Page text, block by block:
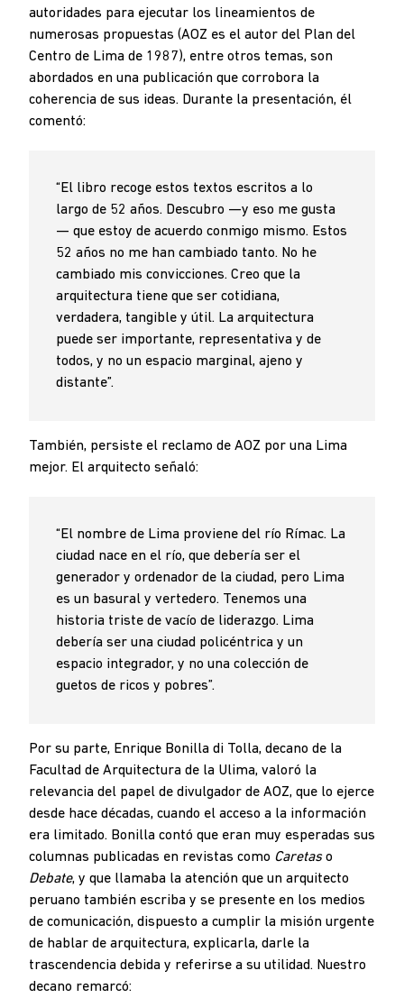
autoridades para ejecutar los lineamientos de
numerosas propuestas (AOZ es el autor del Plan del
Centro de Lima de 1987), entre otros temas, son
abordados en una publicación que corrobora la
coherencia de sus ideas. Durante la presentación, él
comentó:
“El libro recoge estos textos escritos a lo
largo de 52 años. Descubro —y eso me gusta
— que estoy de acuerdo conmigo mismo. Estos
52 años no me han cambiado tanto. No he
cambiado mis convicciones. Creo que la
arquitectura tiene que ser cotidiana,
verdadera, tangible y útil. La arquitectura
puede ser importante, representativa y de
todos, y no un espacio marginal, ajeno y
distante”.
También, persiste el reclamo de AOZ por una Lima
mejor. El arquitecto señaló:
“El nombre de Lima proviene del río Rímac. La
ciudad nace en el río, que debería ser el
generador y ordenador de la ciudad, pero Lima
es un basural y vertedero. Tenemos una
historia triste de vacío de liderazgo. Lima
debería ser una ciudad policéntrica y un
espacio integrador, y no una colección de
guetos de ricos y pobres”.
Por su parte, Enrique Bonilla di Tolla, decano de la
Facultad de Arquitectura de la Ulima, valoró la
relevancia del papel de divulgador de AOZ, que lo ejerce
desde hace décadas, cuando el acceso a la información
era limitado. Bonilla contó que eran muy esperadas sus
columnas publicadas en revistas como Caretaso
Debate, y que llamaba la atención que un arquitecto
peruano también escriba y se presente en los medios
de comunicación, dispuesto a cumplir la misión urgente
de hablar de arquitectura, explicarla, darle la
trascendencia debida y referirse a su utilidad. Nuestro
decano remarcó: